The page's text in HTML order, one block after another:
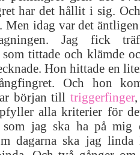
har det hållit i sig.
Men idag var det
Jag fick
som tittade och klämde
Hon hittade en
Och hon
början till triggerfinger
alla kriterier för
jag ska ha på mig
dagarna ska jag linda